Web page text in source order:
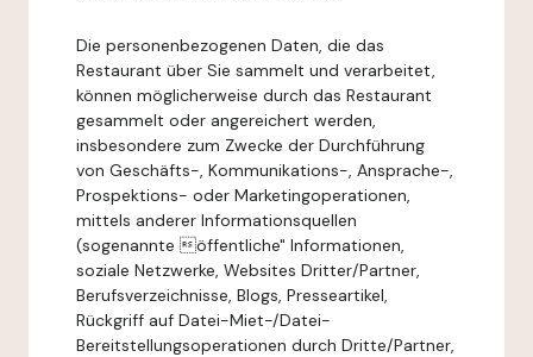
Die personenbezogenen Daten, die das
Restaurant über Sie sammelt und verarbeitet,
können möglicherweise durch das Restaurant
gesammelt oder angereichert werden,
insbesondere zum Zwecke der Durchführung
von Geschäfts-, Kommunikations-, Ansprache-,
Prospektions- oder Marketingoperationen,
mittels anderer Informationsquellen
(sogenannte öffentliche" Informationen,
soziale Netzwerke, Websites Dritter/Partner,
Berufsverzeichnisse, Blogs, Presseartikel,
Rückgriff auf Datei-Miet-/Datei-
Bereitstellungsoperationen durch Dritte/Partner,